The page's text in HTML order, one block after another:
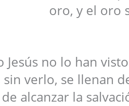
oro, y el oro
Jesús no lo han
sin verlo, se llenan
alcanzar la